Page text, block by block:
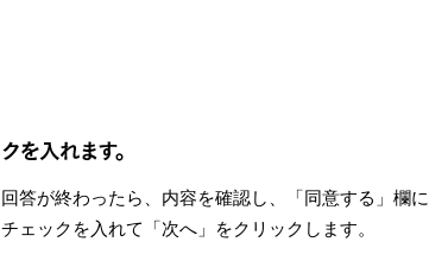
回答が終わったら、内容を確認し、「同意する」欄に
チェックを入れて「次へ」をクリックします。